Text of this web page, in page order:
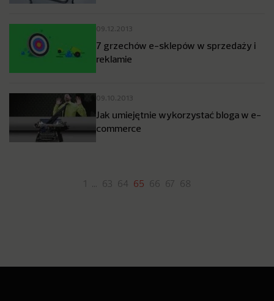
09.12.2013
7 grzechów e-sklepów w sprzedaży i
reklamie
09.10.2013
Jak umiejętnie wykorzystać bloga w e-
commerce
… 63 64 65 66 67 68